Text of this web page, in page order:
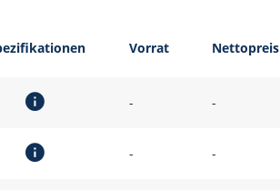
Vorrat Nettopreis
- -
- -